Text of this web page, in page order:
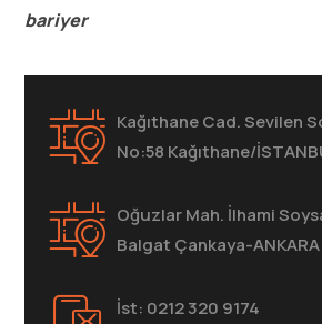
bariyer
Kağıthane Cad. Sevilen
No:58 Kağıthane/
Oğuzlar Mah. İlhami
Balgat Çankaya-ANKARA
İst: 0212 320 9174